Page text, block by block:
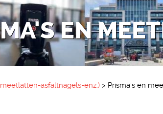
EN
asfaltnagels-enz.) > Prisma's en